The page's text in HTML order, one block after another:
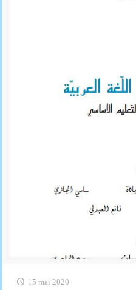
15 mai 2020